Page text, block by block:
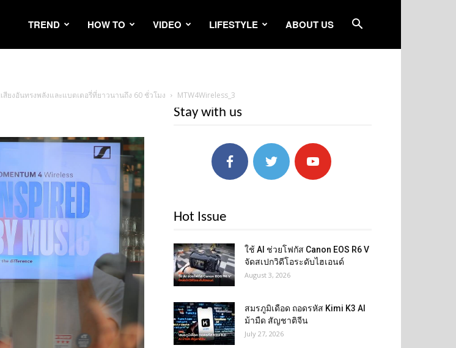
TREND HOW TO VIDEO LIFESTYLE ABOUT US
ยงอันทรงพลังและแบตเตอรี่ที่ยาวนานถึง 60 ชั่วโมง MTW4Wireless_3
Stay with us
Hot Issue
ใช้ AI ช่วยโฟกัส Canon EOS R6 V
จัดสเปกวิดีโอระดับไฮเอนด์
August 3, 2026
สมรภูมิเดือด ถอดรหัส Kimi K3 AI
ม้ามืด สัญชาติจีน
July 27, 2026